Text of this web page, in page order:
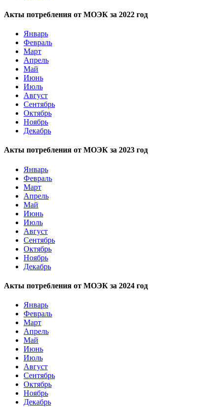
Акты потребления от МОЭК за 2022 год
Январь
Февраль
Март
Апрель
Май
Июнь
Июль
Август
Сентябрь
Октябрь
Ноябрь
Декабрь
Акты потребления от МОЭК за 2023 год
Январь
Февраль
Март
Апрель
Май
Июнь
Июль
Август
Сентябрь
Октябрь
Ноябрь
Декабрь
Акты потребления от МОЭК за 2024 год
Январь
Февраль
Март
Апрель
Май
Июнь
Июль
Август
Сентябрь
Октябрь
Ноябрь
Декабрь